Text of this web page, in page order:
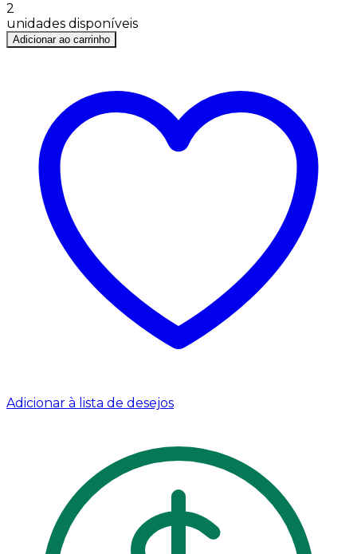
2
unidades disponíveis
Adicionar ao carrinho
Adicionar à lista de desejos